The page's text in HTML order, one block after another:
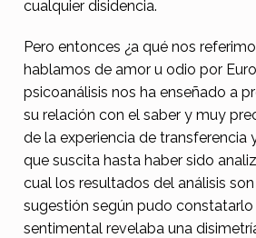
cualquier disidencia.
Pero entonces ¿a qué nos
hablamos de amor u odio por
psicoanálisis nos ha enseñado a
su relación con el saber y muy
de la experiencia de transferencia
que suscita hasta haber sido
cual los resultados del análisis
sugestión según pudo constatarlo
sentimental revelaba una